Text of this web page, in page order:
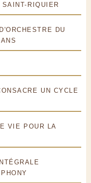
RIQUIER
DU
UN CYCLE
VIE POUR LA